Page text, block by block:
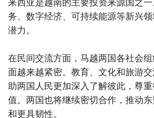
务、数字经济、可持续能源等新兴
潜力。
在民间交流方面，马越两国各社会
面越来越紧密。教育、文化和旅游
助两国人民更加深入了解彼此，尊
值。两国也将继续密切合作，推动
和更具韧性。